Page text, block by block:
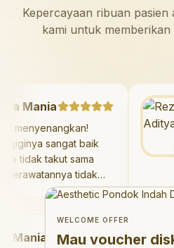
Kepercayaan ribuan pasien
kami untuk
Mania
menyenangkan!
giginya sangat baik
saya tidak takut sama
Perawatannya tidak
dan saya bisa bermain
suka pergi ke dokter
sekarang! "
Welcome Offer
Mau voucher diskon
WELCOME OFFER
Mau voucher